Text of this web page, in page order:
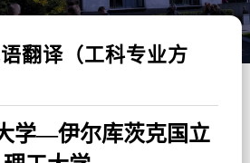
翻译（工科专业方
学—伊尔库茨克国立